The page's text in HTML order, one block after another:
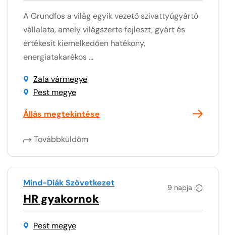
A Grundfos a világ egyik vezető szivattyúgyártó
vállalata, amely világszerte fejleszt, gyárt és
értékesít kiemelkedően hatékony,
energiatakarékos ...
Zala vármegye
Pest megye
Állás megtekintése
Továbbküldöm
9 napja
Mind-Diák Szövetkezet
HR gyakornok
Pest megye